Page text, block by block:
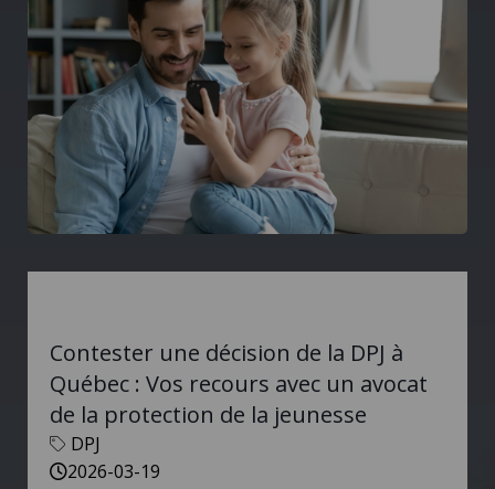
Contester une décision de la DPJ à
Québec : Vos recours avec un avocat
de la protection de la jeunesse
DPJ
2026-03-19